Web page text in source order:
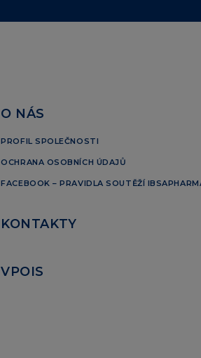
O NÁS
PROFIL SPOLEČNOSTI
OCHRANA OSOBNÍCH ÚDAJŮ
FACEBOOK – PRAVIDLA SOUTĚŽÍ
KONTAKTY
VPOIS